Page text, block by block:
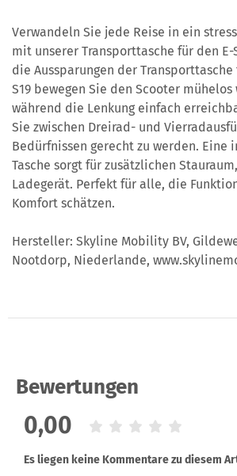
Verwandeln Sie jede Reise in ein
mit unserer Transporttasche für den E-
die Aussparungen der
S19 bewegen Sie den Scooter
während die Lenkung einfach
Sie zwischen Dreirad- und
Bedürfnissen gerecht zu werden. Eine
Tasche sorgt für zusätzlichen
Ladegerät. Perfekt für alle, die
Komfort schätzen.
Hersteller: Skyline Mobility BV,
Nootdorp, Niederlande,
Bewertungen
0,00
Es liegen keine Kommentare zu diesem